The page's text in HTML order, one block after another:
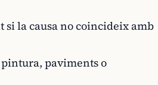
si la causa no coincideix amb
paviments o